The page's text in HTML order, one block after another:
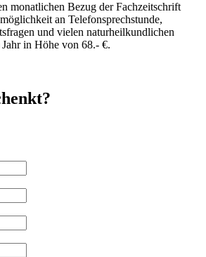
monatlichen Bezug der Fachzeitschrift
an Telefonsprechstunde,
und vielen naturheilkundlichen
in Höhe von 68.- €.